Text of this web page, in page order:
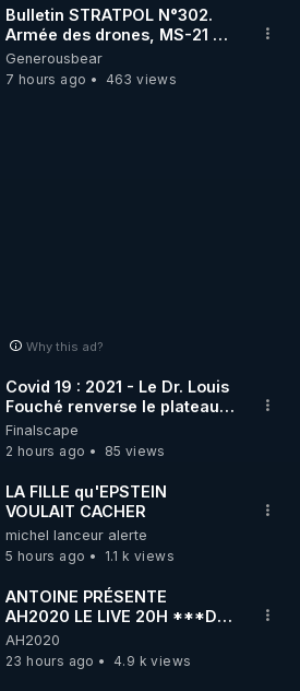
Bulletin STRATPOL N°302.
Armée des drones, MS-21 en
série, missiles coréens.
07.08.2026.
Generousbear
7 hours ago
463 views
Why this ad?
Covid 19 : 2021 - Le Dr. Louis
Fouché renverse le plateau
de CNews !
Finalscape
2 hours ago
85 views
LA FILLE qu'EPSTEIN
VOULAIT CACHER
michel lanceur alerte
5 hours ago
1.1 k views
ANTOINE PRÉSENTE
AH2020 LE LIVE 20H ***DU
06/08/2026***
AH2020
23 hours ago
4.9 k views